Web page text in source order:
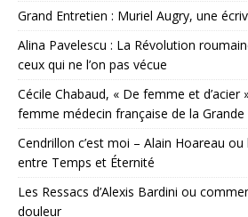
Grand Entretien : Muriel Augry, une
Alina Pavelescu : La Révolution
ceux qui ne l’on pas vécue
Cécile Chabaud, « De femme et d’acier
femme médecin française de la Grande
Cendrillon c’est moi – Alain Hoareau
entre Temps et Éternité
Les Ressacs d’Alexis Bardini ou
douleur